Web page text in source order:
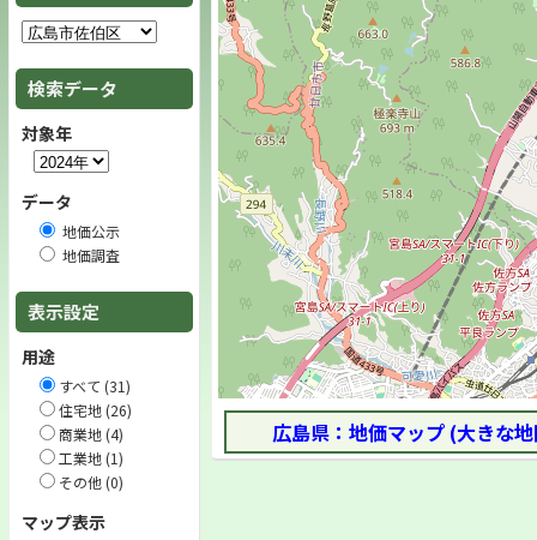
検索データ
対象年
データ
地価公示
地価調査
表示設定
用途
すべて (31)
住宅地 (26)
商業地 (4)
工業地 (1)
その他 (0)
マップ表示
広島県：地価マップ (大きな